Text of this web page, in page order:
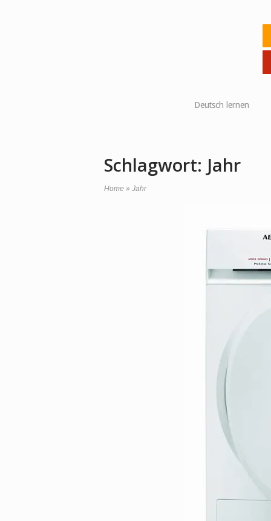
Deutsch lernen
Schlagwort: Jahr
Home » Jahr